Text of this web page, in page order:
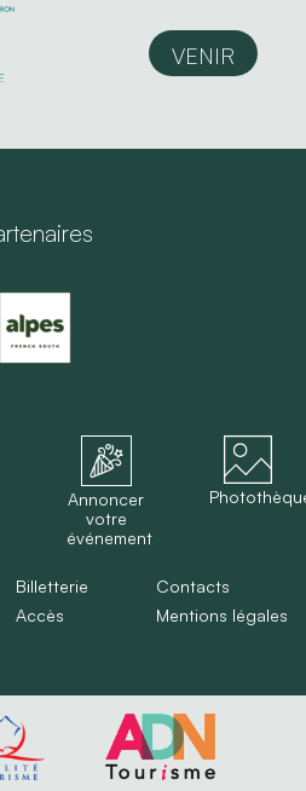
VENIR
Annoncer
votre
événement
Billetterie
Accès
Contacts
Mentions légales